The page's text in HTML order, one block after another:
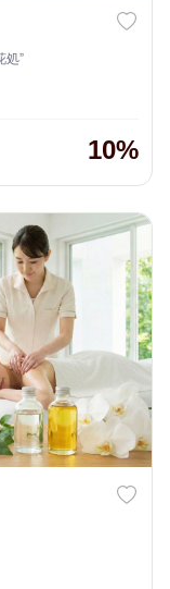
処”
10%
最適且つ快適な「美